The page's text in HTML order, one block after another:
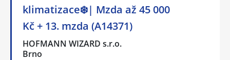
klimatizace❄️| Mzda až 45 000
Kč + 13. mzda (A14371)
HOFMANN WIZARD s.r.o.
Brno